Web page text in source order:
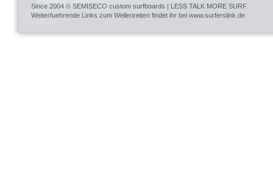
Since 2004 © SEMISECO custom surfboards | LESS TALK MORE SURF
Weiterfuehrende Links zum Wellenreiten findet ihr bei www.surferslink.de